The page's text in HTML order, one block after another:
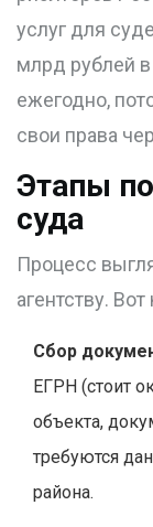
услуг для
млрд рублей в
ежегодно,
свои права
Этапы
суда
Процесс
агентству.
Сбор
ЕГРН (стоит
объекта,
требуются
района.